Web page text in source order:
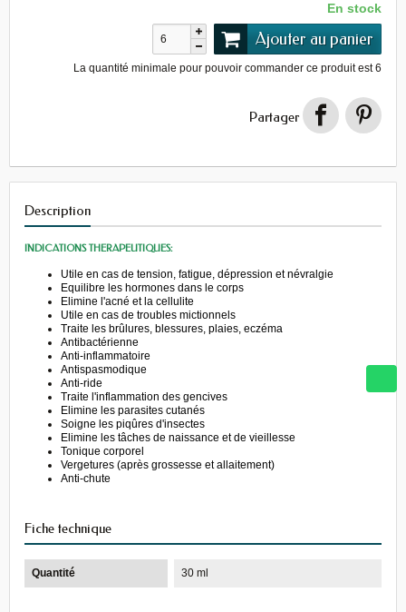
En stock
Ajouter au panier
La quantité minimale pour pouvoir commander ce produit est6
Partager
Description
INDICATIONS THERAPEUTIQUES:
Utile en cas de tension, fatigue, dépression et névralgie
Equilibre les hormones dans le corps
Elimine l'acné et la cellulite
Utile en cas de troubles mictionnels
Traite les brûlures, blessures, plaies, eczéma
Antibactérienne
Anti-inflammatoire
Antispasmodique
Anti-ride
Traite l'inflammation des gencives
Elimine les parasites cutanés
Soigne les piqûres d'insectes
Elimine les tâches de naissance et de vieillesse
Tonique corporel
Vergetures (après grossesse et allaitement)
Anti-chute
Fiche technique
Quantité 30 ml